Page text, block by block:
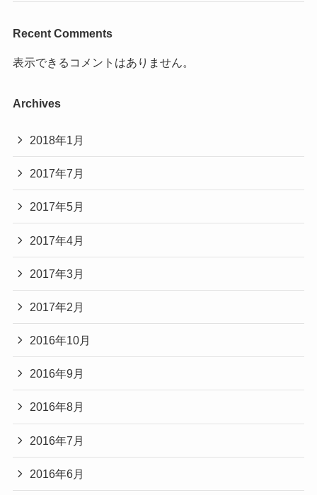
Recent Comments
表示できるコメントはありません。
Archives
2018年1月
2017年7月
2017年5月
2017年4月
2017年3月
2017年2月
2016年10月
2016年9月
2016年8月
2016年7月
2016年6月